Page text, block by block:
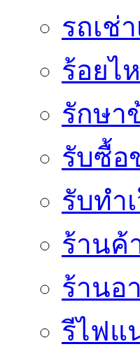
รถเช่
ร้อยไ
รักษา
รับซื้อ
รับทำ
ร้านค้
ร้านอ
รีไฟแ